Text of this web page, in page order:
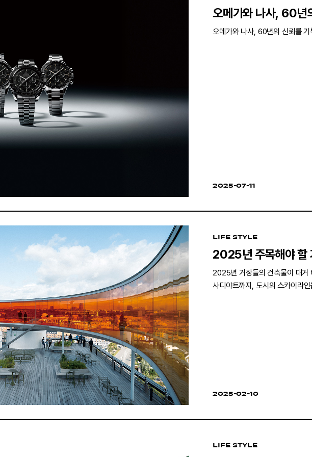
오메가와 나사, 60년
오메가와 나사, 60년의 신뢰를 기
2025-07-11
LIFE STYLE
2025년 주목해야 할
2025년 거장들의 건축물이 대거
사디야트까지, 도시의 스카이라
2025-02-10
LIFE STYLE